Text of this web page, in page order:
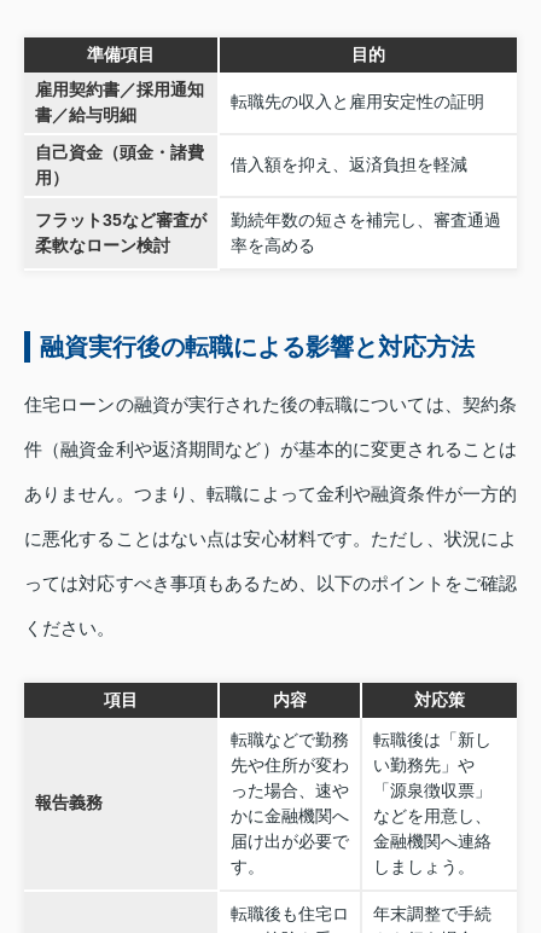
準備項目
目的
雇用契約書／採用通知
書／給与明細
転職先の収入と雇用安定性の証明
自己資金（頭金・諸費
用）
借入額を抑え、返済負担を軽減
フラット35など審査が
柔軟なローン検討
勤続年数の短さを補完し、審査通過
率を高める
融資実行後の転職による影響と対応方法
住宅ローンの融資が実行された後の転職については、契約条
件（融資金利や返済期間など）が基本的に変更されることは
ありません。つまり、転職によって金利や融資条件が一方的
に悪化することはない点は安心材料です。ただし、状況によ
っては対応すべき事項もあるため、以下のポイントをご確認
ください。
項目 内容 対応策
報告義務
転職などで勤務
先や住所が変わ
った場合、速や
かに金融機関へ
届け出が必要で
す。
転職後は「新し
い勤務先」や
「源泉徴収票」
などを用意し、
金融機関へ連絡
しましょう。
転職後も住宅ロ
年末調整で手続